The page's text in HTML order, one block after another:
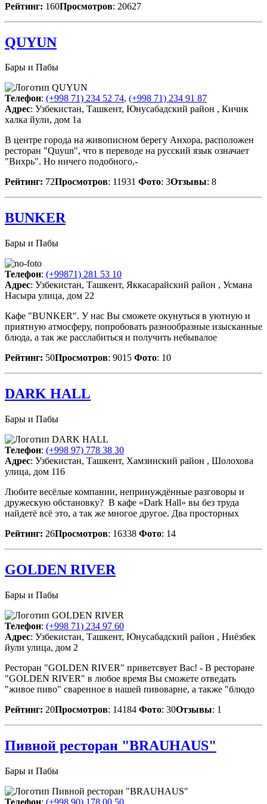
Рейтинг: 160Просмотров: 20627
QUYUN
Бары и Пабы
Телефон: (+998 71) 234 52 74, (+998 71) 234 91 87
Адрес: Узбекистан, Ташкент, Юнусабадский район , Кичик
халка йули, дом 1а
В центре города на живописном берегу Анхора, расположен
ресторан "Quyun", что в переводе на русский язык означает
"Вихрь". Но ничего подобного,-
Рейтинг: 72Просмотров: 11931 Фото: 3Отзывы: 8
BUNKER
Бары и Пабы
Телефон: (+99871) 281 53 10
Адрес: Узбекистан, Ташкент, Яккасарайский район , Усмана
Насыра улица, дом 22
Кафе "BUNKER". У нас Вы сможете окунуться в уютную и
приятную атмосферу, попробовать разнообразные изысканные
блюда, а так же расслабиться и получить небывалое
Рейтинг: 50Просмотров: 9015 Фото: 10
DARK HALL
Бары и Пабы
Телефон: (+998 97) 778 38 30
Адрес: Узбекистан, Ташкент, Хамзинский район , Шолохова
улица, дом 116
Любите весёлые компании, непринуждённые разговоры и
дружескую обстановку? В кафе «Dark Hall» вы без труда
найдетё всё это, а так же многое другое. Два просторных
Рейтинг: 26Просмотров: 16338 Фото: 14
GOLDEN RIVER
Бары и Пабы
Телефон: (+998 71) 234 97 60
Адрес: Узбекистан, Ташкент, Юнусабадский район , Ниёзбек
йули улица, дом 2
Ресторан "GOLDEN RIVER" приветсвует Вас! - В ресторане
"GOLDEN RIVER" в любое время Вы сможете отведать
"живое пиво" сваренное в нашей пивоварне, а также "блюдо
Рейтинг: 20Просмотров: 14184 Фото: 30Отзывы: 1
Пивной ресторан "BRAUHAUS"
Бары и Пабы
Телефон: (+998 90) 178 00 50